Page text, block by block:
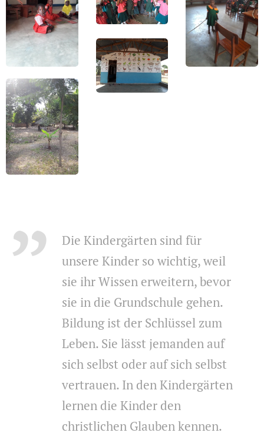
Die Kindergärten sind für
unsere Kinder so wichtig, weil
sie ihr Wissen erweitern, bevor
sie in die Grundschule gehen.
Bildung ist der Schlüssel zum
Leben. Sie lässt jemanden auf
sich selbst oder auf sich selbst
vertrauen. In den Kindergärten
lernen die Kinder den
christlichen Glauben kennen.